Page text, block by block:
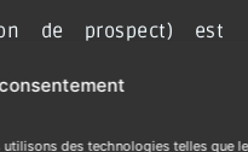
des technologies telles que
de prospect) est
et réchauffe les
s’assurant que